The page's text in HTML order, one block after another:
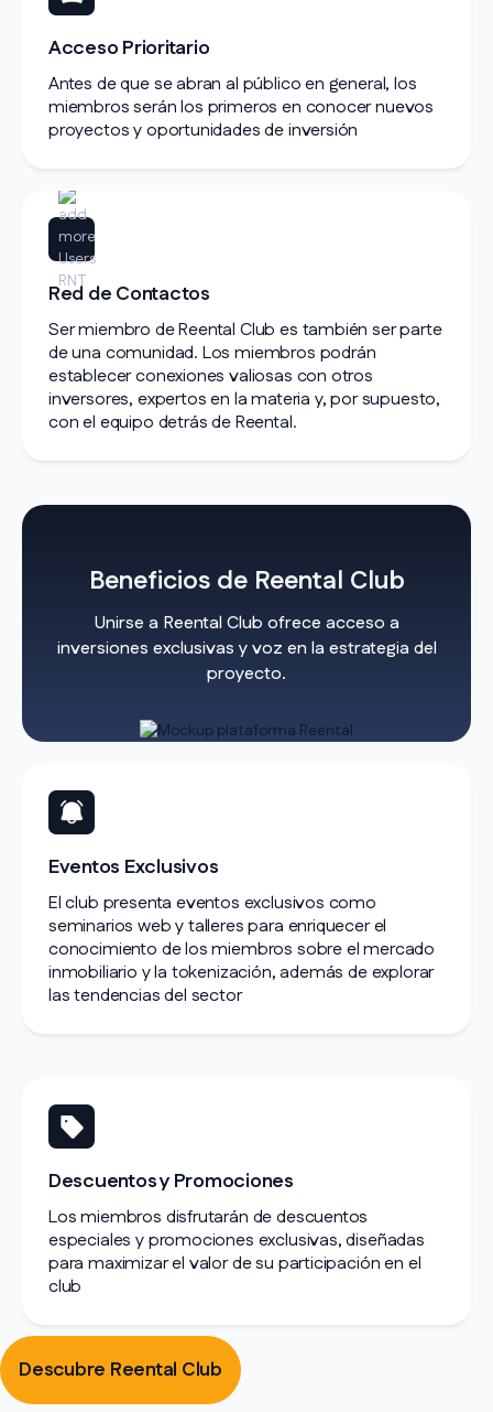
Acceso Prioritario
Antes de que se abran al público en general, los
miembros serán los primeros en conocer nuevos
proyectos y oportunidades de inversión
Red de Contactos
Ser miembro de Reental Club es también ser parte
de una comunidad. Los miembros podrán
establecer conexiones valiosas con otros
inversores, expertos en la materia y, por supuesto,
con el equipo detrás de Reental.
Beneficios de Reental Club
Unirse a Reental Club ofrece acceso a
inversiones exclusivas y voz en la estrategia del
proyecto.
Eventos Exclusivos
El club presenta eventos exclusivos como
seminarios web y talleres para enriquecer el
conocimiento de los miembros sobre el mercado
inmobiliario y la tokenización, además de explorar
las tendencias del sector
Descuentos y Promociones
Los miembros disfrutarán de descuentos
especiales y promociones exclusivas, diseñadas
para maximizar el valor de su participación en el
club
Descubre Reental Club